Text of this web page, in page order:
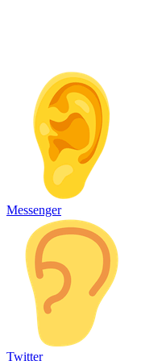
Messenger
Twitter